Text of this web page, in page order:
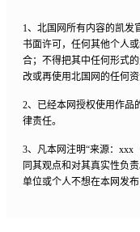
1、北国网所有内容的凯发
书面许可，任何其他个人
合；不得把其中任何形式
改或再使用北国网的任何
2、已经本网授权使用作品
律责任。
3、凡本网注明“来源：xxx
同其观点和对其真实性负
单位或个人不想在本网发